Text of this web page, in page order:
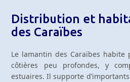
Distribution et
des Caraïbes
Le lamantin des Caraïbes habite
côtières peu profondes, y
estuaires. Il supporte